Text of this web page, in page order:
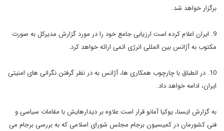
برگزار خواهد شد.
9. ایران اعلام کرده است ارزیابی جامع خود را در مورد گزارش مدیرکل به صورت
مکتوب به آژانس بین المللی انرژی اتمی ارائه خواهد کرد.
10. در انطباق با چارچوب همکاری ها، آژانس به در نظر گرفتن نگرانی های امنیتی
ایران، ادامه خواهد داد.
به گزارش ایسنا، یوکیا آمانو قرار است علاوه بر دیدارهایش با مقامات سیاسی و
فنی کشورمان در کمیسیون برجام مجلس شورای اسلامی که به بررسی برجام می